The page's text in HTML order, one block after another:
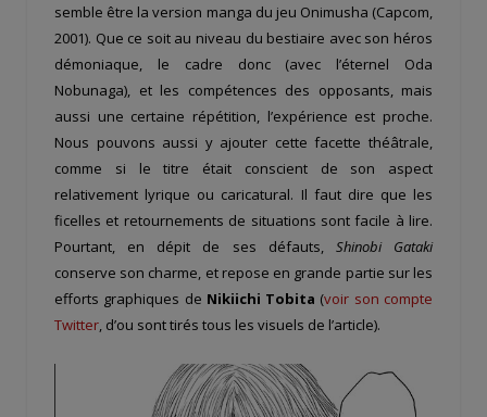
semble être la version manga du jeu Onimusha (Capcom,
2001). Que ce soit au niveau du bestiaire avec son héros
démoniaque, le cadre donc (avec l’éternel Oda
Nobunaga), et les compétences des opposants, mais
aussi une certaine répétition, l’expérience est proche.
Nous pouvons aussi y ajouter cette facette théâtrale,
comme si le titre était conscient de son aspect
relativement lyrique ou caricatural. Il faut dire que les
ficelles et retournements de situations sont facile à lire.
Pourtant, en dépit de ses défauts,Shinobi Gataki
conserve son charme, et repose en grande partie sur les
efforts graphiques de Nikiichi Tobita (voir son compte
Twitter, d’ou sont tirés tous les visuels de l’article).